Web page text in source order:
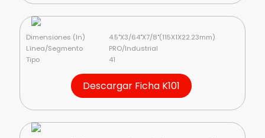
Dimensiones (In)
4.5"X3/64"X7/8"(115X1X22.23mm)
Línea/Segmento
PRO/Industrial
Tipo
41
Descargar Ficha K101